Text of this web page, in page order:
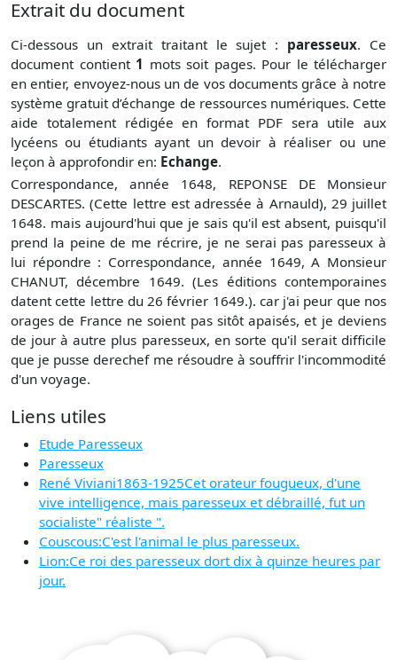
Extrait du document
Ci-dessous un extrait traitant le sujet : paresseux. Ce
document contient 1 mots soit pages. Pour le télécharger
en entier, envoyez-nous un de vos documents grâce à notre
système gratuitd’échange de ressources numériques. Cette
aide totalement rédigée en format PDF sera utile aux
lycéens ou étudiants ayant un devoir à réaliser ou une
leçon à approfondir en: Echange.
Correspondance, année 1648, REPONSE DE Monsieur
DESCARTES. (Cette lettre est adressée à Arnauld), 29 juillet
1648. mais aujourd'hui que je sais qu'il est absent, puisqu'il
prend la peine de me récrire, je ne serai pas paresseux à
lui répondre : Correspondance, année 1649, A Monsieur
CHANUT, décembre 1649. (Les éditions contemporaines
datent cette lettre du 26 février 1649.). car j'ai peur que nos
orages de France ne soient pas sitôt apaisés, et je deviens
de jour à autre plus paresseux, en sorte qu'il serait difficile
que je pusse derechef me résoudre à souffrir l'incommodité
d'un voyage.
Liens utiles
Etude Paresseux
Paresseux
René Viviani1863-1925Cet orateur fougueux, d'une
vive intelligence, mais paresseux et débraillé, fut un
socialiste" réaliste ".
Couscous:C'est l'animal le plus paresseux.
Lion:Ce roi des paresseux dort dix à quinze heures par
jour.